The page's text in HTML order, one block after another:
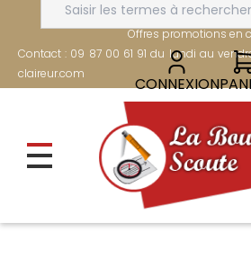
contenu
principal
FRAIS DE PORT OFFERTS
Offres promotions en
Contact : 09 87 00 61 91 du lundi au
claireur.com
CONNEXION